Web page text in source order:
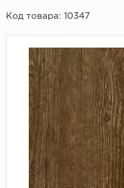
Пробковое покрытие
Код товара: 10347